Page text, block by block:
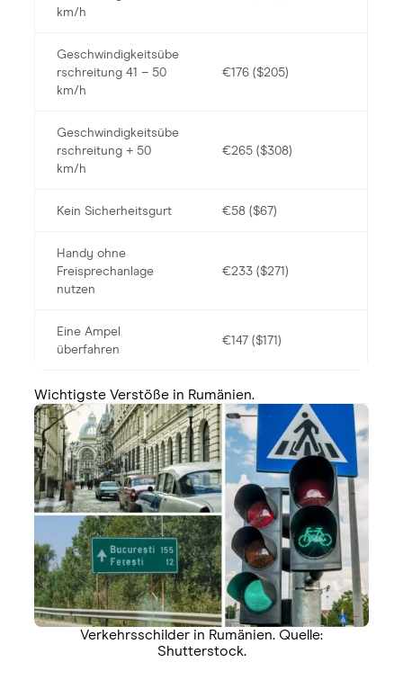
km/h
Geschwindigkeitsübe
rschreitung 41 – 50
km/h
€176 ($205)
Geschwindigkeitsübe
rschreitung + 50
km/h
€265 ($308)
Kein Sicherheitsgurt €58 ($67)
Handy ohne
Freisprechanlage
nutzen
€233 ($271)
Eine Ampel
überfahren
€147 ($171)
Wichtigste Verstöße in Rumänien.
Verkehrsschilder in Rumänien. Quelle:
Shutterstock.